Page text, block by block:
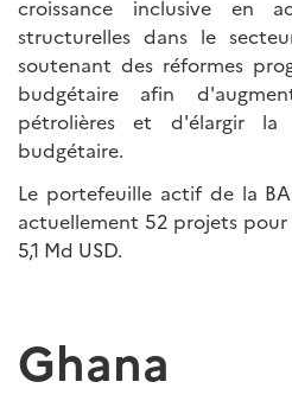
croissance inclusive en
structurelles dans le
soutenant des réformes
budgétaire afin
pétrolières et d'élargir
budgétaire.
Le portefeuille actif de la
actuellement 52 projets
5,1 Md USD.
Ghana